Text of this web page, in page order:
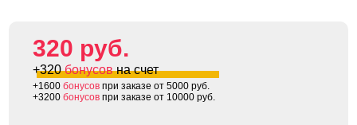
320 руб.
+320бонусовна счет
+1600бонусов при заказе от 5000 руб.
+3200бонусов при заказе от 10000 руб.